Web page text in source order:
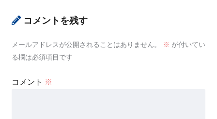
コメントを残す
メールアドレスが公開されることはありません。 ※ が付いてい
る欄は必須項目です
コメント ※